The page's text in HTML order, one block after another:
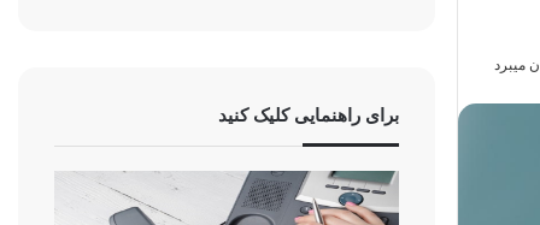
برای راهنمایی کلیک کنید